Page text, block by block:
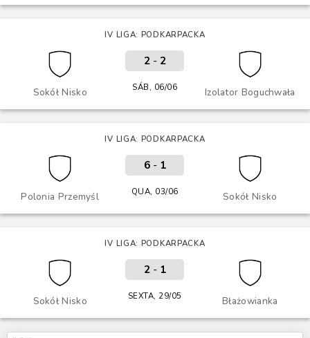
IV LIGA: PODKARPACKA
Sokół Nisko Izolator Boguchwała
2- 2
SÁB, 06/06
IV LIGA: PODKARPACKA
Polonia Przemyśl Sokół Nisko
6- 1
QUA, 03/06
IV LIGA: PODKARPACKA
Sokół Nisko Błażowianka
2- 1
SEXTA, 29/05